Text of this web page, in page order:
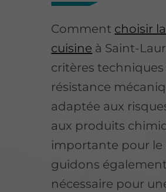
Comment choisir
cuisine à Saint-
critères
résistance
adaptée aux
aux produits
importante pour le
guidons
nécessaire pour